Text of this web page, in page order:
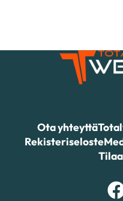
Ota yhteyttä
Rekisteriseloste